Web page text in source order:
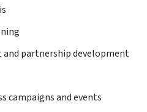
and partnership development
campaigns and events